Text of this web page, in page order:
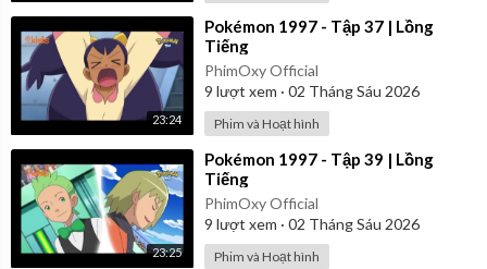
23:24
⁣Pokémon 1997 - Tập 37 | Lồng
Tiếng
PhimOxy Official
9 lượt xem · 02 Tháng Sáu 2026
Phim và Hoạt hình
23:25
⁣Pokémon 1997 - Tập 39 | Lồng
Tiếng
PhimOxy Official
9 lượt xem · 02 Tháng Sáu 2026
Phim và Hoạt hình